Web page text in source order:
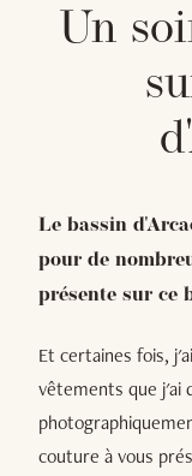
Un
Le bassin
pour de
présente sur ce
Et certaines fois,
vêtements que j'ai
couture à vous